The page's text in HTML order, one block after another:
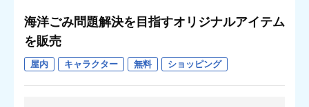
海洋ごみ問題解決を目指すオリジナルアイテム
を販売
屋内 キャラクター 無料 ショッピング